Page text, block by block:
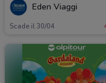
Eden Viaggi
Scade il 30/04